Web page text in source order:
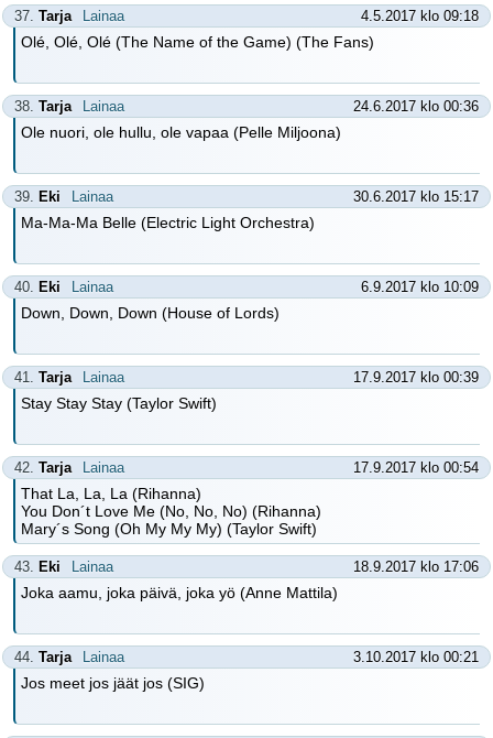
37. Tarja Lainaa 4.5.2017 klo 09:18
Olé, Olé, Olé (The Name of the Game) (The Fans)
38. Tarja Lainaa 24.6.2017 klo 00:36
Ole nuori, ole hullu, ole vapaa (Pelle Miljoona)
39. Eki Lainaa 30.6.2017 klo 15:17
Ma-Ma-Ma Belle (Electric Light Orchestra)
40. Eki Lainaa 6.9.2017 klo 10:09
Down, Down, Down (House of Lords)
41. Tarja Lainaa 17.9.2017 klo 00:39
Stay Stay Stay (Taylor Swift)
42. Tarja Lainaa 17.9.2017 klo 00:54
That La, La, La (Rihanna)
You Don´t Love Me (No, No, No) (Rihanna)
Mary´s Song (Oh My My My) (Taylor Swift)
43. Eki Lainaa 18.9.2017 klo 17:06
Joka aamu, joka päivä, joka yö (Anne Mattila)
44. Tarja Lainaa 3.10.2017 klo 00:21
Jos meet jos jäät jos (SIG)